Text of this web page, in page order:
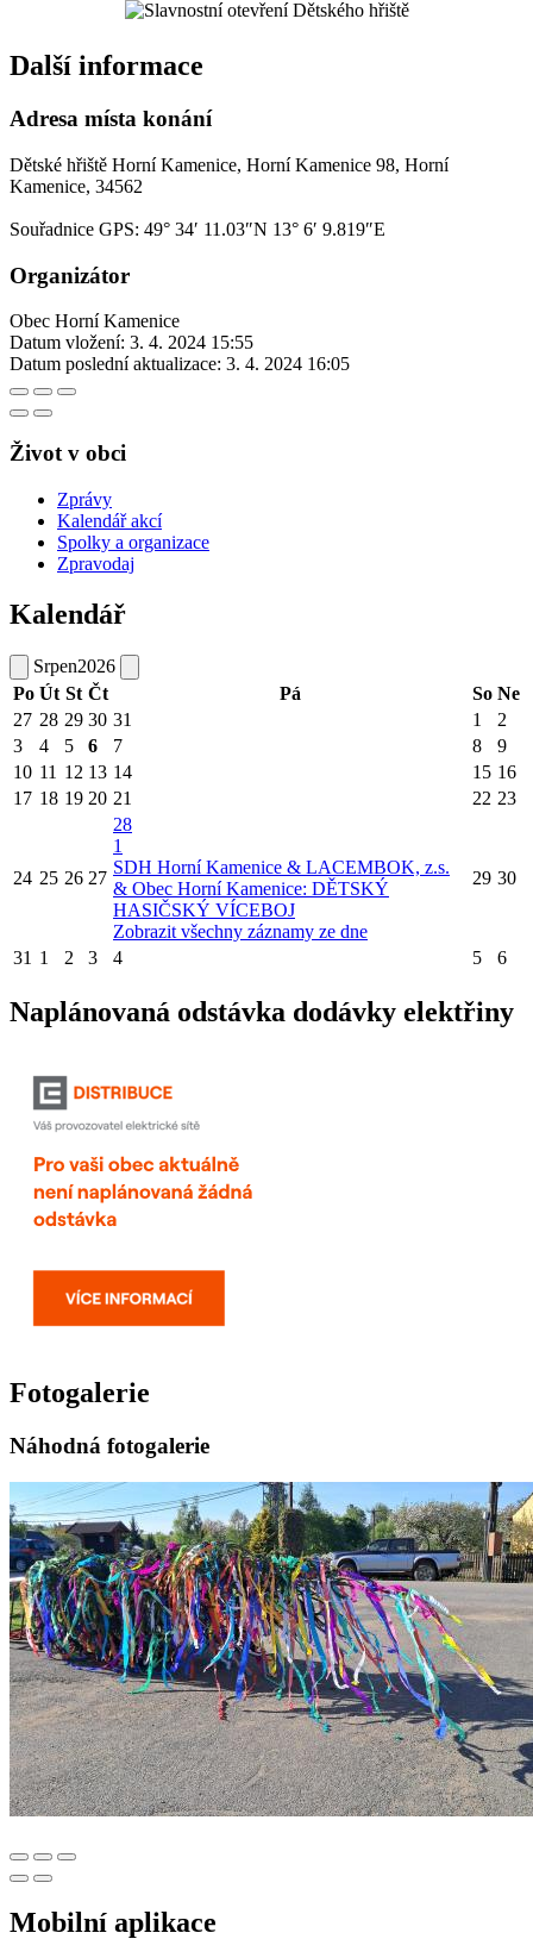
Další informace
Adresa místa konání
Dětské hřiště Horní Kamenice, Horní Kamenice 98, Horní
Kamenice, 34562
Souřadnice GPS: 49° 34′ 11.03″N 13° 6′ 9.819″E
Organizátor
Obec Horní Kamenice
Datum vložení: 3. 4. 2024 15:55
Datum poslední aktualizace: 3. 4. 2024 16:05
Život v obci
Zprávy
Kalendář akcí
Spolky a organizace
Zpravodaj
Kalendář
Srpen2026
Po Út St Čt Pá So Ne
27 28 29 30 31 1
2
3
4 5 6 7 8
9
10 11 12 13 14 15 16
17 18 19 20 21 22 23
24 25 26 27
28
1
SDH Horní Kamenice & LACEMBOK, z.s.
& Obec Horní Kamenice: DĚTSKÝ
HASIČSKÝ VÍCEBOJ
Zobrazit všechny záznamy ze dne
29 30
31 1 2 3 4 5 6
Naplánovaná odstávka dodávky elektřiny
Fotogalerie
Náhodná fotogalerie
Mobilní aplikace